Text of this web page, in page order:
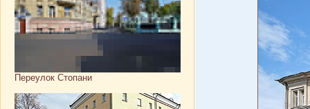
Переулок Стопани